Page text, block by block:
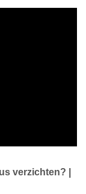
verzichten? |